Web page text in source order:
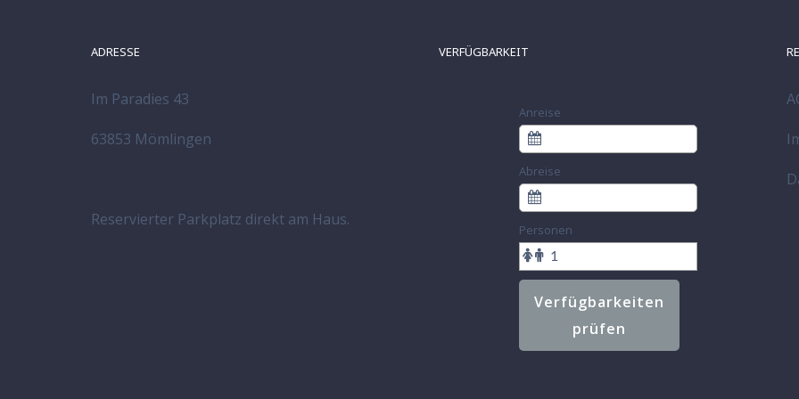
ADRESSE
Im Paradies 43
63853 Mömlingen
Reservierter Parkplatz direkt am Haus.
VERFÜGBARKEIT
Anreise
Abreise
Personen
Verfügbarkeiten
prüfen